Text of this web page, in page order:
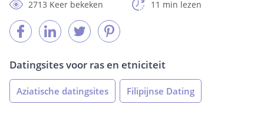
2713 Keer bekeken
11 min lezen
Datingsites voor ras en etniciteit
Aziatische datingsites Filipijnse Dating